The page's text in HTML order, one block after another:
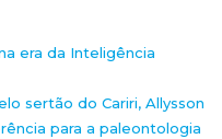
era da Inteligência
sertão do Cariri, Allysson
para a paleontologia